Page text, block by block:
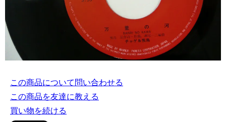
この商品について問い合わせる
この商品を友達に教える
買い物を続ける